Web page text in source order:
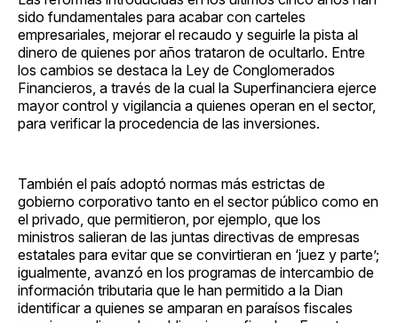
sido fundamentales para acabar con carteles
empresariales, mejorar el recaudo y seguirle la pista al
dinero de quienes por años trataron de ocultarlo. Entre
los cambios se destaca la Ley de Conglomerados
Financieros, a través de la cual la Superfinanciera ejerce
mayor control y vigilancia a quienes operan en el sector,
para verificar la procedencia de las inversiones.
También el país adoptó normas más estrictas de
gobierno corporativo tanto en el sector público como en
el privado, que permitieron, por ejemplo, que los
ministros salieran de las juntas directivas de empresas
estatales para evitar que se convirtieran en ‘juez y parte’;
igualmente, avanzó en los programas de intercambio de
información tributaria que le han permitido a la Dian
identificar a quienes se amparan en paraísos fiscales